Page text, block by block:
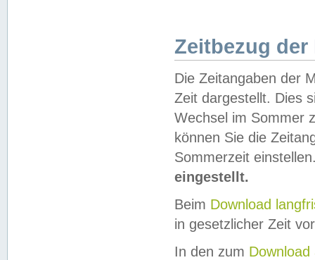
Zeitbezug der
Die Zeitangaben der
Zeit dargestellt. Dies
Wechsel im Sommer
können Sie die
Sommerzeit
eingestellt.
Beim Download
in gesetzlicher Zeit
In den zum Download